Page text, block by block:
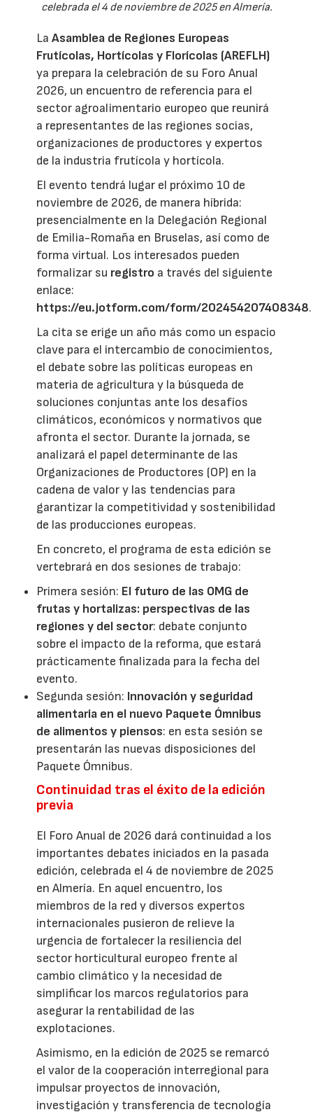
celebrada el 4 de noviembre de 2025 en Almería.
LaAsamblea de Regiones Europeas
Frutícolas, Hortícolas y Florícolas (AREFLH)
ya prepara la celebración de su Foro Anual
2026, un encuentro de referencia para el
sector agroalimentario europeo que reunirá
a representantes de las regiones socias,
organizaciones de productores y expertos
de la industria frutícola y hortícola.
El evento tendrá lugar el próximo 10 de
noviembre de 2026, de manera híbrida:
presencialmente en la Delegación Regional
de Emilia-Romaña en Bruselas, así como de
forma virtual. Los interesados pueden
formalizar su registro a través del siguiente
enlace:
https://eu.jotform.com/form/202454207408348.
La cita se erige un año más como un espacio
clave para el intercambio de conocimientos,
el debate sobre las políticas europeas en
materia de agricultura y la búsqueda de
soluciones conjuntas ante los desafíos
climáticos, económicos y normativos que
afronta el sector. Durante la jornada, se
analizará el papel determinante de las
Organizaciones de Productores (OP) en la
cadena de valor y las tendencias para
garantizar la competitividad y sostenibilidad
de las producciones europeas.
En concreto, el programa de esta edición se
vertebrará en dos sesiones de trabajo:
Primera sesión: El futuro de las OMG de
frutas y hortalizas: perspectivas de las
regiones y del sector: debate conjunto
sobre el impacto de la reforma, que estará
prácticamente finalizada para la fecha del
evento.
Segunda sesión: Innovación y seguridad
alimentaria en el nuevo Paquete Ómnibus
de alimentos y piensos: en esta sesión se
presentarán las nuevas disposiciones del
Paquete Ómnibus.
Continuidad tras el éxito de la edición
previa
El Foro Anual de 2026 dará continuidad a los
importantes debates iniciados en la pasada
edición, celebrada el 4 de noviembre de 2025
en Almería. En aquel encuentro, los
miembros de la red y diversos expertos
internacionales pusieron de relieve la
urgencia de fortalecer la resiliencia del
sector horticultural europeo frente al
cambio climático y la necesidad de
simplificar los marcos regulatorios para
asegurar la rentabilidad de las
explotaciones.
Asimismo, en la edición de 2025 se remarcó
el valor de la cooperación interregional para
impulsar proyectos de innovación,
investigación y transferencia de tecnología